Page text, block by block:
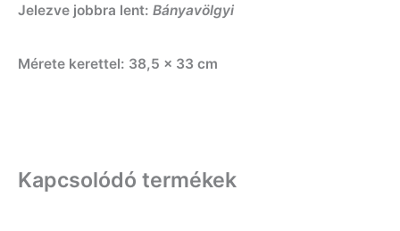
Jelezve jobbra lent: Bányavölgyi
Mérete kerettel: 38,5 x 33 cm
Kapcsolódó termékek